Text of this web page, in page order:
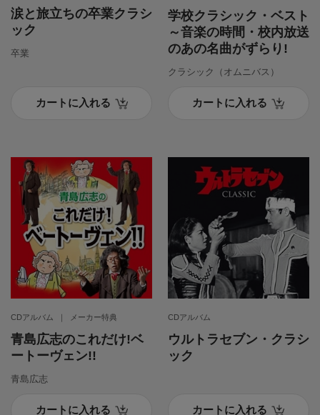
涙と旅立ちの卒業クラシ
ック
卒業
カートに入れる
学校クラシック・ベスト
～音楽の時間・校内放送
のあの名曲がずらり!
クラシック（オムニバス）
カートに入れる
CDアルバム メーカー特典
青島広志のこれだけ!ベ
ートーヴェン!!
青島広志
カートに入れる
CDアルバム
ウルトラセブン・クラシ
ック
カートに入れる